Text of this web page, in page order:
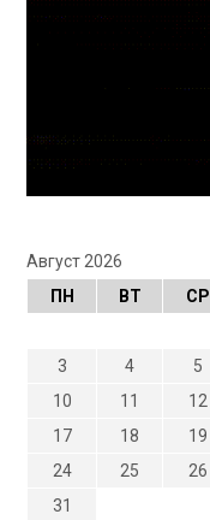
Август 2026
ПН
ВТ СР
3
4 5
10
11 12
17
18 19
24
25 26
31